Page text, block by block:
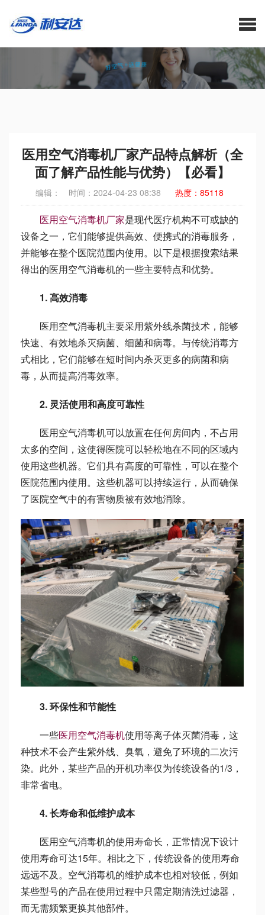
看】-等离子空气净化器_医用空气消毒机_空气净化消毒机_中央家用新
风系统厂家_利安达官网
医用空气消毒机厂家产品特点解析（全
面了解产品性能与优势）【必看】
编辑： 时间：2024-04-23 08:38 热度：85118
医用空气消毒机厂家是现代医疗机构不可或缺的
设备之一，它们能够提供高效、便携式的消毒服务，
并能够在整个医院范围内使用。以下是根据搜索结果
得出的医用空气消毒机的一些主要特点和优势。
1. 高效消毒
医用空气消毒机主要采用紫外线杀菌技术，能够
快速、有效地杀灭病菌、细菌和病毒。与传统消毒方
式相比，它们能够在短时间内杀灭更多的病菌和病
毒，从而提高消毒效率。
2. 灵活使用和高度可靠性
医用空气消毒机可以放置在任何房间内，不占用
太多的空间，这使得医院可以轻松地在不同的区域内
使用这些机器。它们具有高度的可靠性，可以在整个
医院范围内使用。这些机器可以持续运行，从而确保
了医院空气中的有害物质被有效地消除。
3. 环保性和节能性
一些医用空气消毒机使用等离子体灭菌消毒，这
种技术不会产生紫外线、臭氧，避免了环境的二次污
染。此外，某些产品的开机功率仅为传统设备的1/3，
非常省电。
4. 长寿命和低维护成本
医用空气消毒机的使用寿命长，正常情况下设计
使用寿命可达15年。相比之下，传统设备的使用寿命
远远不及。空气消毒机的维护成本也相对较低，例如
某些型号的产品在使用过程中只需定期清洗过滤器，
而无需频繁更换其他部件。